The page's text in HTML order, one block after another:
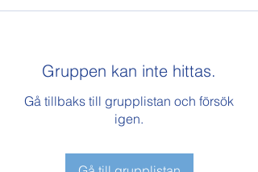
Gruppen kan inte hittas.
Gå tillbaks till grupplistan och försök
igen.